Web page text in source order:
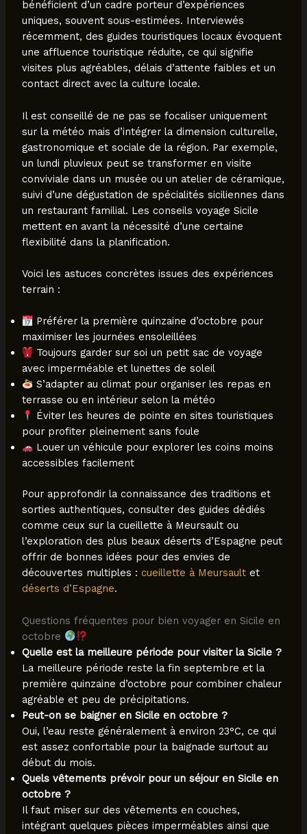
bénéficient d’un cadre porteur d’expériences
uniques, souvent sous-estimées. Interviewés
récemment, des guides touristiques locaux évoquent
une affluence touristique réduite, ce qui signifie
visites plus agréables, délais d’attente faibles et un
contact direct avec la culture locale.
Il est conseillé de ne pas se focaliser uniquement
sur la météo mais d’intégrer la dimension culturelle,
gastronomique et sociale de la région. Par exemple,
un lundi pluvieux peut se transformer en visite
conviviale dans un musée ou un atelier de céramique,
suivi d’une dégustation de spécialités siciliennes dans
un restaurant familial. Les conseils voyage Sicile
mettent en avant la nécessité d’une certaine
flexibilité dans la planification.
Voici les astuces concrètes issues des expériences
terrain :
Préférer la première quinzaine d’octobre pour
maximiser les journées ensoleillées
Toujours garder sur soi un petit sac de voyage
avec imperméable et lunettes de soleil
S’adapter au climat pour organiser les repas en
terrasse ou en intérieur selon la météo
Éviter les heures de pointe en sites touristiques
pour profiter pleinement sans foule
Louer un véhicule pour explorer les coins moins
accessibles facilement
Pour approfondir la connaissance des traditions et
sorties authentiques, consulter des guides dédiés
comme ceux sur la cueillette à Meursault ou
l’exploration des plus beaux déserts d’Espagne peut
offrir de bonnes idées pour des envies de
découvertes multiples : cueillette à Meursaultet
déserts d’Espagne.
Questions fréquentes pour bien voyager en Sicile en
octobre
Quelle est la meilleure période pour visiter la Sicile ?
La meilleure période reste la fin septembre et la
première quinzaine d’octobre pour combiner chaleur
agréable et peu de précipitations.
Peut-on se baigner en Sicile en octobre ?
Oui, l’eau reste généralement à environ 23°C, ce qui
est assez confortable pour la baignade surtout au
début du mois.
Quels vêtements prévoir pour un séjour en Sicile en
octobre ?
Il faut miser sur des vêtements en couches,
intégrant quelques pièces imperméables ainsi que